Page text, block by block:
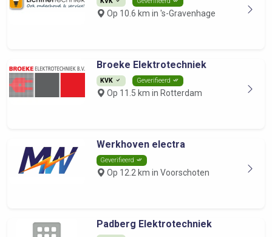
Op 10.6 km in 's-Gravenhage
Broeke Elektrotechniek
KVK Geverifieerd
Op 11.5 km in Rotterdam
Werkhoven electra
Geverifieerd
Op 12.2 km in Voorschoten
Padberg Elektrotechniek